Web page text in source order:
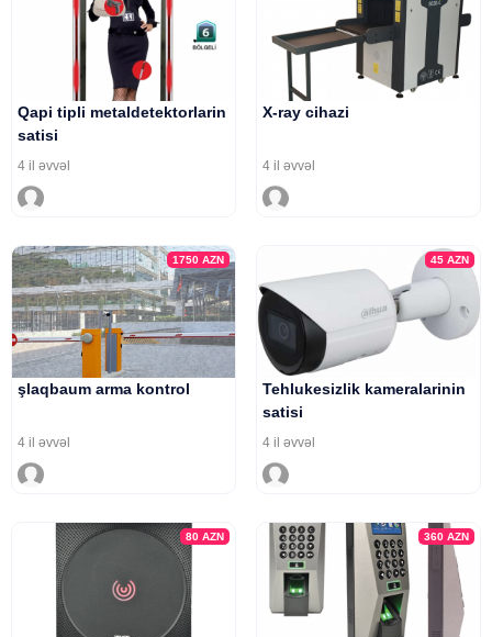
Qapi tipli metaldetektorlarin
satisi
4 il əvvəl
X-ray cihazi
4 il əvvəl
1750AZN
şlaqbaum arma kontrol
4 il əvvəl
45 AZN
Tehlukesizlik kameralarinin
satisi
4 il əvvəl
80AZN 360 AZN